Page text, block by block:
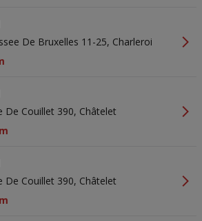
De Bruxelles 11-25, Charleroi
De Couillet 390, Châtelet
De Couillet 390, Châtelet